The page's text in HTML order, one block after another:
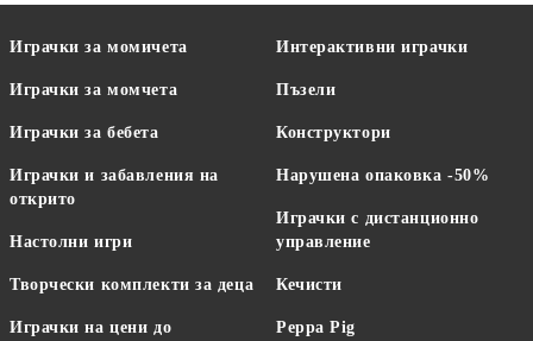
Играчки за момичета
Играчки за момчета
Играчки за бебета
Играчки и забавления на
открито
Настолни игри
Творчески комплекти за деца
Играчки на цени до
Интерактивни играчки
Пъзели
Конструктори
Нарушена опаковка -50%
Играчки с дистанционно
управление
Кечисти
Peppa Pig